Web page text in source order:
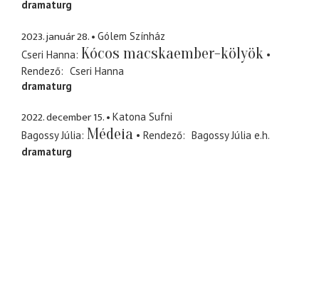
dramaturg
2023. január 28.
Gólem Színház
Cseri Hanna Kócos macskaember-kölyök
Rendező
Cseri Hanna
dramaturg
2022. december 15.
Katona Sufni
Bagossy Júlia Médeia Rendező Bagossy Júlia e.h.
dramaturg